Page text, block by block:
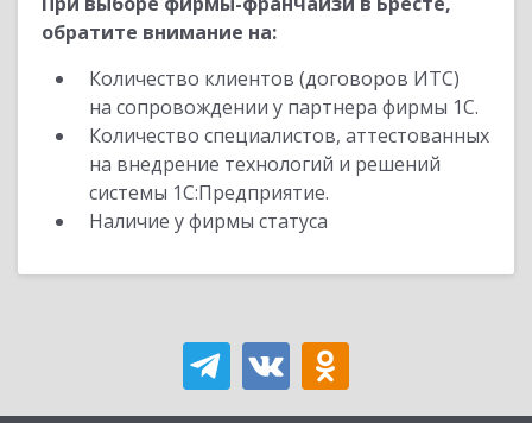
обратите внимание на:
Количество клиентов (договоров ИТС)
на сопровождении у партнера фирмы 1С.
Количество специалистов, аттестованных
на внедрение технологий и решений
системы 1С:Предприятие.
Наличие у фирмы статуса